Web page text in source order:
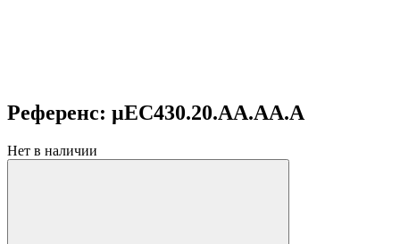
Референс: µEC430.20.AA.AA.A
Нет в наличии